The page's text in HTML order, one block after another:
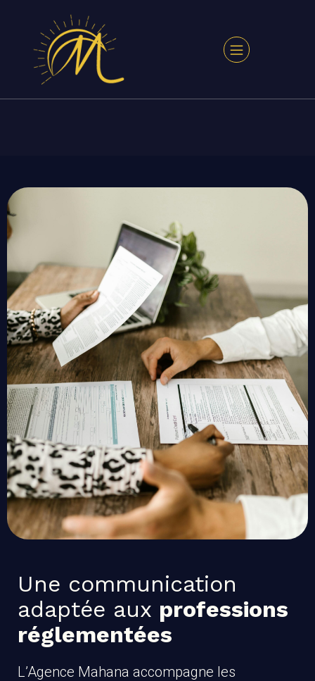
Une communication
adaptée aux professions
réglementées
L’Agence Mahana accompagne les